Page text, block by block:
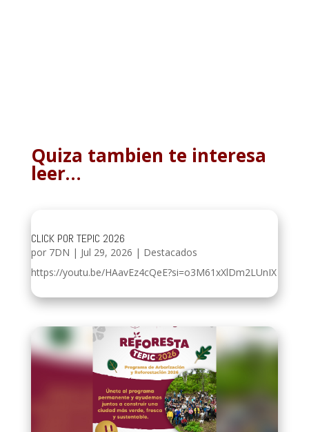
Quiza tambien te interesa
leer…
CLICK POR TEPIC 2026
por 7DN | Jul 29, 2026 | Destacados
https://youtu.be/HAavEz4cQeE?si=o3M61xXlDm2LUnIX